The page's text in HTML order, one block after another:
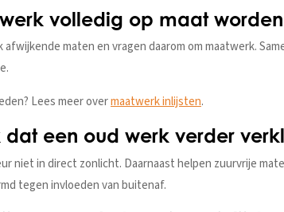
volledig op maat
afwijkende maten en vragen daarom om maatwerk.
Lees meer overmaatwerk inlijsten.
een oud werk verder
niet in direct zonlicht. Daarnaast helpen zuurvrije
tegen invloeden van buitenaf.